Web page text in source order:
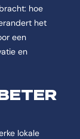
hoe
het
een
en
lokale